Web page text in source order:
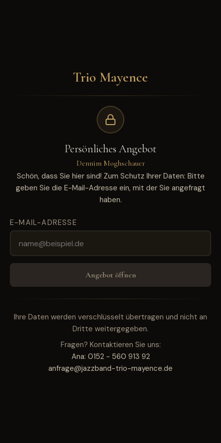
Trio Mayence
Persönliches Angebot
Dennim Moghschauer
Schön, dass Sie hier sind! Zum Schutz Ihrer Daten: Bitte
geben Sie die E-Mail-Adresse ein, mit der Sie angefragt
haben.
E-MAIL-ADRESSE
Angebot öffnen
Ihre Daten werden verschlüsselt übertragen und nicht an
Dritte weitergegeben.
Fragen? Kontaktieren Sie uns:
Ana: 0152 - 560 913 92
anfrage@jazzband-trio-mayence.de